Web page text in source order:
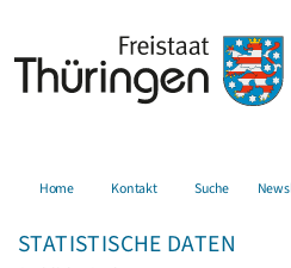
Home Kontakt Suche
STATISTISCHE DATEN